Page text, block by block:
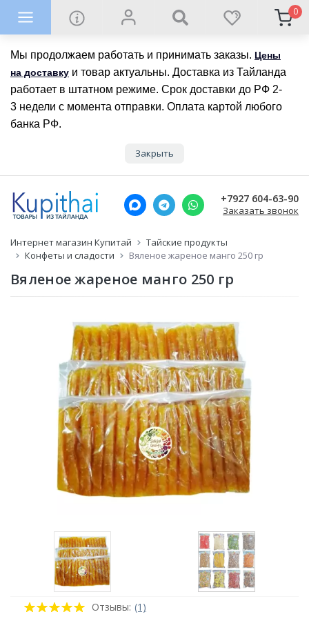
Мы продолжаем работать и принимать заказы. Цены
на доставку и товар актуальны. Доставка из Тайланда
работает в штатном режиме. Срок доставки до РФ 2-
3 недели с момента отправки. Оплата картой любого
банка РФ.
Закрыть
0
+7927 604-63-90
Заказать звонок
Интернет магазин Купитай
Тайские продукты
Конфеты и сладости
Вяленое жареное манго 250 гр
Вяленое жареное манго 250 гр
Отзывы: (1)